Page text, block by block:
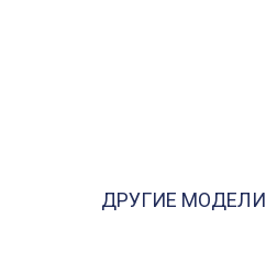
ДРУГИЕ МОДЕЛИ